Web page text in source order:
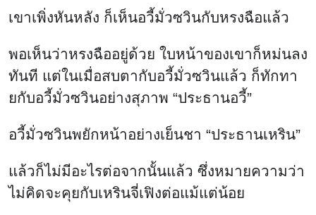
เขาเพิ่งหันหลัง ก็เห็นอวี้มั่วซวินกับหรงฉือแล้ว
พอเห็นว่าหรงฉืออยู่ด้วย ใบหน้าของเขาก็หม่นลง
ทันที แต่ในเมื่อสบตากับอวี้มั่วซวินแล้ว ก็ทักทา
ยกับอวี้มั่วซวินอย่างสุภาพ “ประธานอวี้”
อวี้มั่วซวินพยักหน้าอย่างเย็นชา “ประธานเหริน”
แล้วก็ไม่มีอะไรต่อจากนั้นแล้ว ซึ่งหมายความว่า
ไม่คิดจะคุยกับเหรินจี่เฟิงต่อแม้แต่น้อย